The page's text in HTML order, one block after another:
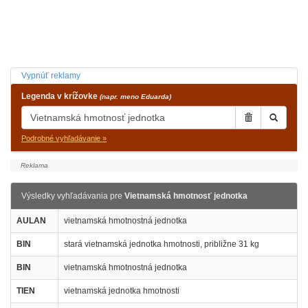
Vypnúť reklamy
Legenda v krížovke (napr. meno Eduarda)
Podrobné vyhľadávanie »
Výsledky vyhľadávania pre Vietnamská hmotnosť jednotka
AULAN vietnamská hmotnostná jednotka
BIN stará vietnamská jednotka hmotnosti, približne 31 kg
BIN vietnamská hmotnostná jednotka
TIEN vietnamská jednotka hmotnosti